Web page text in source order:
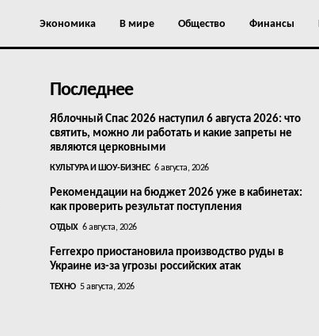
Экономика В мире Общество Финансы
Последнее
Яблочный Спас 2026 наступил 6 августа 2026: что
святить, можно ли работать и какие запреты не
являются церковными
КУЛЬТУРА И ШОУ-БИЗНЕС 6 августа, 2026
Рекомендации на бюджет 2026 уже в кабинетах:
как проверить результат поступления
ОТДЫХ 6 августа, 2026
Ferrexpo приостановила производство руды в
Украине из-за угрозы российских атак
ТЕХНО 5 августа, 2026